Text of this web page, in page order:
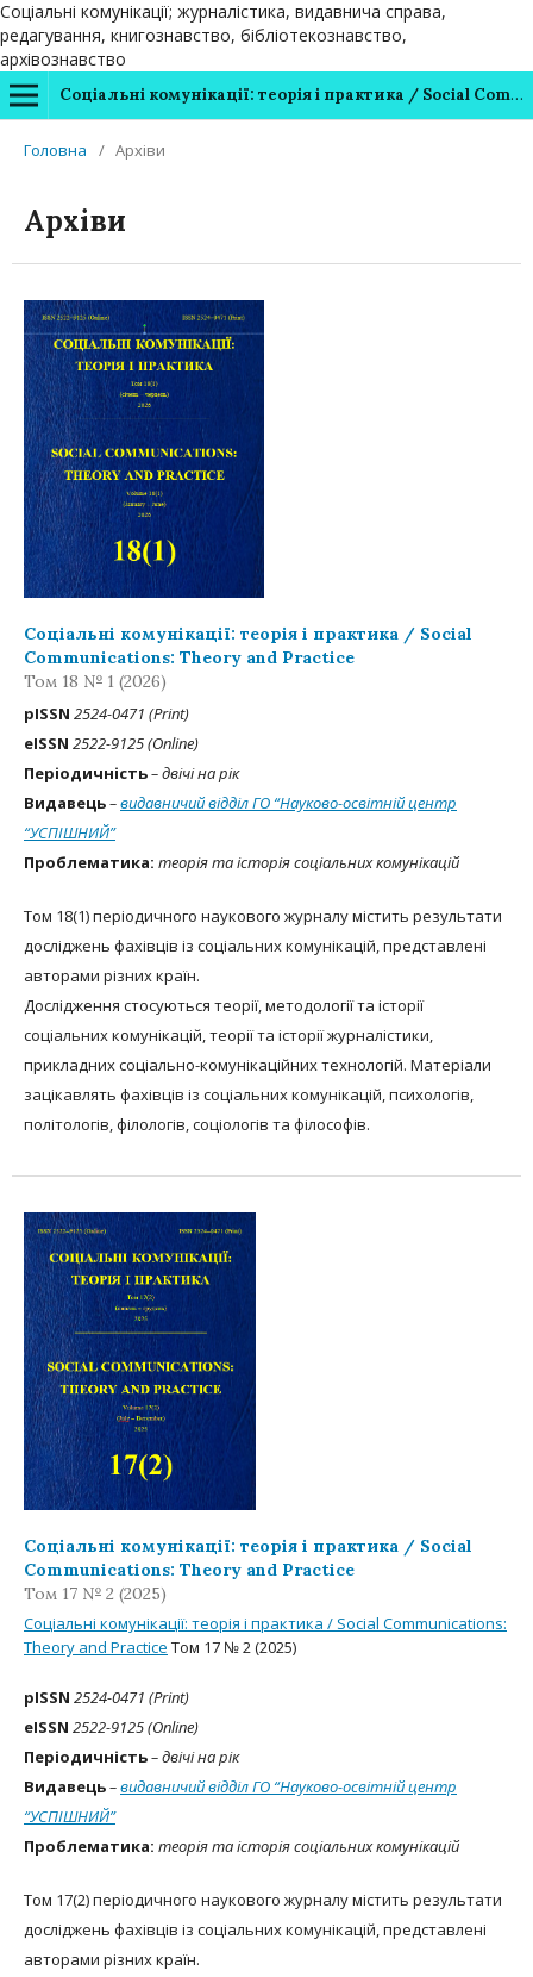
Соціальні комунікації; журналістика, видавнича справа,
редагування, книгознавство, бібліотекознавство,
архівознавство
Соціальні комунікації: теорія і практика / Social Communications: Theory and Practice
Головна / Архіви
Архіви
Соціальні комунікації: теорія і практика / Social
Communications: Theory and Practice
Том 18 № 1 (2026)
рISSN 2524-0471 (Print)
eISSN 2522-9125 (Online)
Періодичність– двічі на рік
Видавець–видавничий відділ ГО “Науково-освітній центр
“УСПІШНИЙ”
Проблематика: теорія та історія соціальних комунікацій
Том 18(1) періодичного наукового журналу містить результати
досліджень фахівців із соціальних комунікацій, представлені
авторами різних країн.
Дослідження стосуються теорії, методології та історії
соціальних комунікацій, теорії та історії журналістики,
прикладних соціально-комунікаційних технологій. Матеріали
зацікавлять фахівців із соціальних комунікацій, психологів,
політологів, філологів, соціологів та філософів.
Соціальні комунікації: теорія і практика / Social
Communications: Theory and Practice
Том 17 № 2 (2025)
Соціальні комунікації: теорія і практика / Social Communications:
Theory and Practice Том 17 № 2 (2025)
рISSN 2524-0471 (Print)
eISSN 2522-9125 (Online)
Періодичність– двічі на рік
Видавець–видавничий відділ ГО “Науково-освітній центр
“УСПІШНИЙ”
Проблематика: теорія та історія соціальних комунікацій
Том 17(2) періодичного наукового журналу містить результати
досліджень фахівців із соціальних комунікацій, представлені
авторами різних країн.